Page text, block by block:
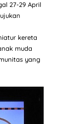
27-29 April
kereta
muda
yang